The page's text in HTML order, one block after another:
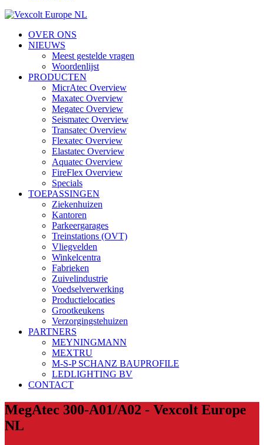
OVER ONS
NIEUWS
Meest gestelde vragen
Woordenlijst
PRODUCTEN
MicrAtec Overview
Maxatec Overview
Megatec Overview
Seismatec Overview
Transatec Overview
Flexatec Overview
Elastatec Overview
Aquatec Overview
FireFlex Overview
Specials
TOEPASSINGEN
Ziekenhuizen
Kantoren
Parkeergarages
Treinstations (OVT)
Vliegvelden
Winkelcentra
Fabrieken
Zuivelindustrie
Voedselverwerking
Productielocaties
Grootkeukens
Verzorgingstehuizen
PARTNERS
MEYNINGMANN
MEXTRU
M-S-P SCHANZ BAUPROFILE
LEDLIGHTING BV
CONTACT
MegAtec 300-A01/A02 - Vexcolt Europe
NL